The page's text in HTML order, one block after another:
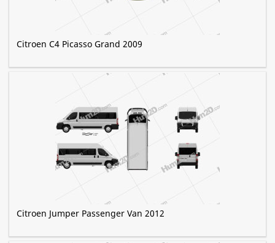
Citroen C4 Picasso Grand 2009
Citroen Jumper Passenger Van 2012